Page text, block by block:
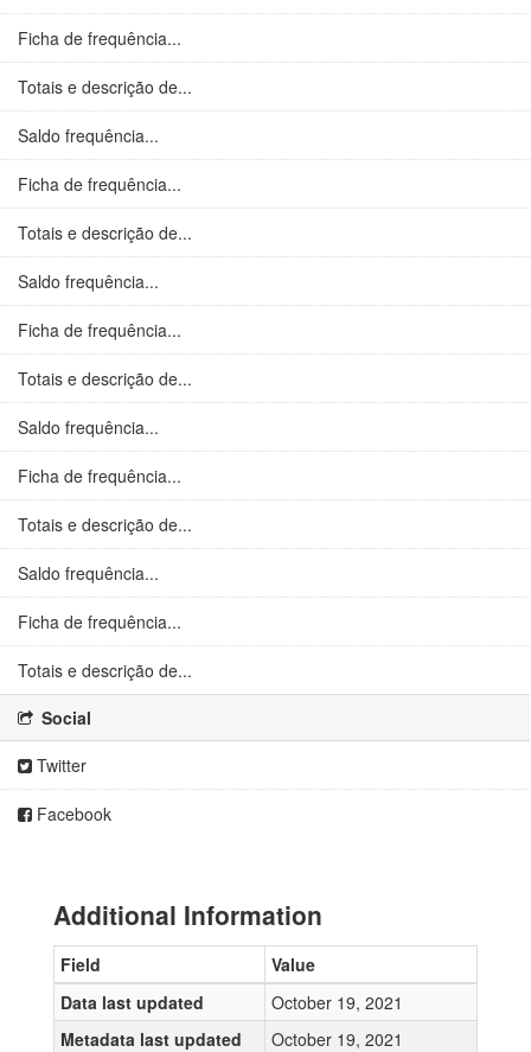
Ficha de frequência...
Totais e descrição de...
Saldo frequência...
Ficha de frequência...
Totais e descrição de...
Saldo frequência...
Ficha de frequência...
Totais e descrição de...
Saldo frequência...
Ficha de frequência...
Totais e descrição de...
Saldo frequência...
Ficha de frequência...
Totais e descrição de...
Social
Twitter
Facebook
Additional Information
Field
Value
Data last updated
October 19, 2021
Metadata last updated
October 19, 2021